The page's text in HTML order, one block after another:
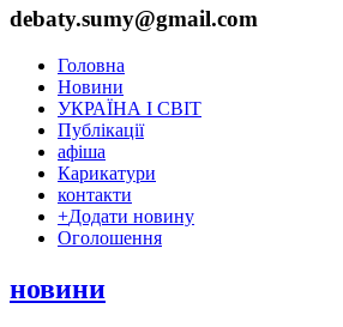
debaty.sumy@gmail.com
Головна
Новини
УКРАЇНА І СВІТ
Публікації
афіша
Карикатури
контакти
+Додати новину
Оголошення
новини